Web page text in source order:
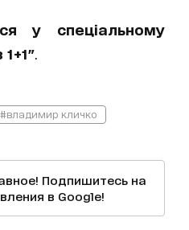
у спеціальному
#владимир кличко
Подпишитесь на
в Google!